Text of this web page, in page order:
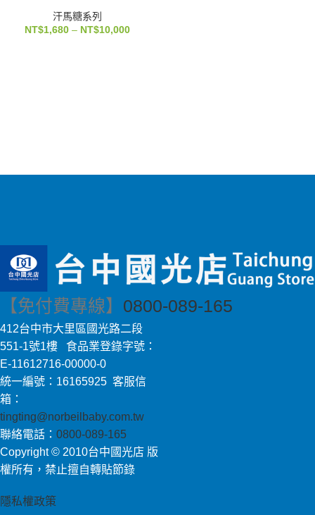
汗馬糖系列
NT$1,680 – NT$10,000
【免付費專線】 0800-089-165
412台中市大里區國光路二段
551-1號1樓 食品業登錄字號：
E-11612716-00000-0
統一編號：16165925 客服信
箱：
tingting@norbeilbaby.com.tw
聯絡電話： 0800-089-165
Copyright © 2010台中國光店 版
權所有，禁止擅自轉貼節錄
隱私權政策